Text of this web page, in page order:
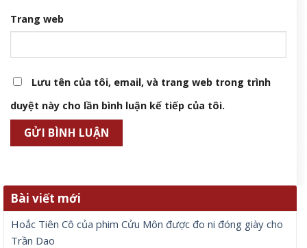
Trang web
Lưu tên của tôi, email, và trang web trong trình
duyệt này cho lần bình luận kế tiếp của tôi.
Bài viết mới
Hoắc Tiên Cô của phim Cửu Môn được đo ni đóng giày cho
Trần Dao